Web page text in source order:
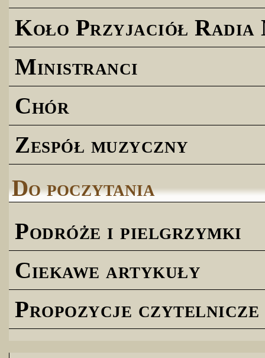
Koło Przyjaciół
Ministranci
Chór
Zespół muzyczny
Do poczytania
Podróże i pielgrzymki
Ciekawe artykuły
Propozycje czytelnicze